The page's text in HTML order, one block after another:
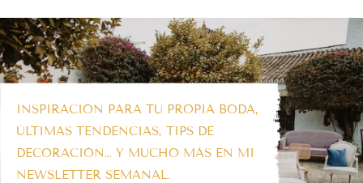
INSPIRACIÓN PARA TU PROPIA BODA,
ÚLTIMAS TENDENCIAS, TIPS DE
DECORACIÓN… Y MUCHO MÁS EN MI
NEWSLETTER SEMANAL.